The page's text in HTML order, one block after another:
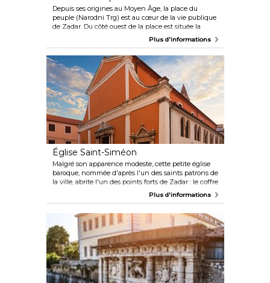
Depuis ses origines au Moyen Âge, la place du
peuple (Narodni Trg) est au cœur de la vie publique
de Zadar. Du côté ouest de la place est située la
garde de la ville datant de 1562 et surmontée d'une
Saint-Laurent est le plus ancien bâtiment préservé
de la ville, tandis que la loggia située sur le côté
opposé accueille aujourd'hui des expositions.
Plus d'informations
Église Saint-Siméon
Malgré son apparence modeste, cette petite église
baroque, nommée d'après l'un des saints patrons de
la ville, abrite l'un des points forts de Zadar : le coffre
de Saint-Siméon. Bel exemple d'orfèvrerie
contient le corps momifié de Saint-Siméon.
Plus d'informations